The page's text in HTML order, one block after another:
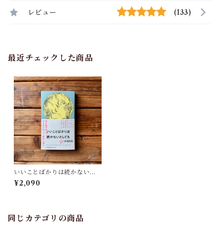
レビュー (133)
最近チェックした商品
いいことばかりは続かないと
しても | 大崎 清夏
¥2,090
同じカテゴリの商品